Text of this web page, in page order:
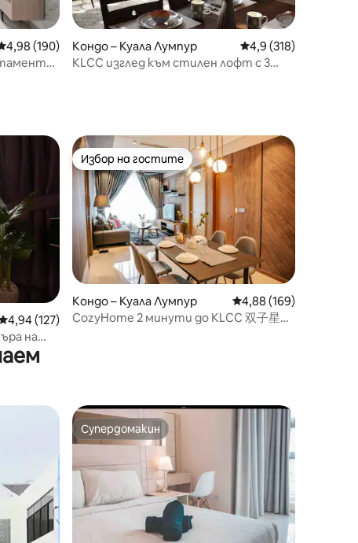
оценка: 4,98 от 5, 190 отзива
4,98 (190)
Кондо – Куала Лумпур Средна оценка: 4,9
4,9 (318)
KLCC изглед към стилен лофт с 3
оценка: 4,94 от 5, 127 отзива
4,94 (127)
на
Избор на гостите
Избор на гостите
Кондо – Куала Лумпур Средна оценка: 4,88
4,88 (169)
CozyHome 2 минути до KLCC 双子星塔
Супердомакин
Супердомакин